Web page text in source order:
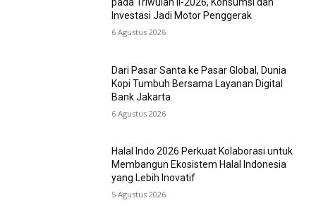
Investasi Jadi Motor Penggerak
6 Agustus 2026
Dari Pasar Santa ke Pasar Global, Dunia
Kopi Tumbuh Bersama Layanan Digital
Bank Jakarta
6 Agustus 2026
Halal Indo 2026 Perkuat Kolaborasi untuk
Membangun Ekosistem Halal Indonesia
yang Lebih Inovatif
5 Agustus 2026